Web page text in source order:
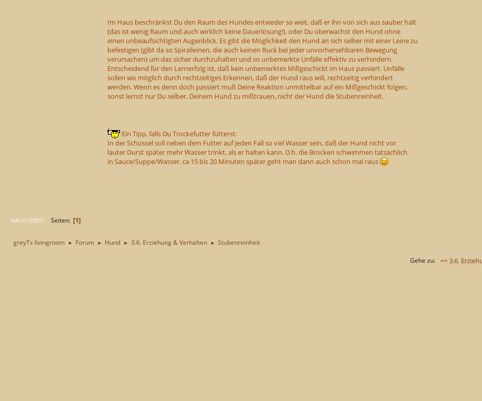
Im Haus beschränkst Du den Raum des Hundes entweder so weit, daß er ihn von sich aus sauber hält
(das ist wenig Raum und auch wirklich keine Dauerlösung!), oder Du überwachst den Hund ohne
einen unbeaufsichtigten Augenblick. Es gibt die Möglichkeit den Hund an sich selber mit einer Leine zu
befestigen (gibt da so Spiralleinen, die auch keinen Ruck bei jeder unvorhersehbaren Bewegung
verursachen) um das sicher durchzuhalten und so unbemerkte Unfälle effektiv zu verhindern.
Entscheidend für den Lernerfolg ist, daß kein unbemerktes Mißgeschickt im Haus passiert. Unfälle
sollen wo möglich durch rechtzeitiges Erkennen, daß der Hund raus will, rechtzeitig verhindert
werden. Wenn es denn doch passiert muß Deine Reaktion unmittelbar auf ein Mißgeschickt folgen,
sonst lernst nur Du selber, Deinem Hund zu mißtrauen, nicht der Hund die Stubenreinheit.
Ein Tipp, falls Du Trockefutter fütterst:
In der Schüssel soll neben dem Futter auf jeden Fall so viel Wasser sein, daß der Hund nicht vor
lauter Durst später mehr Wasser trinkt, als er halten kann. D.h. die Brocken schwimmen tatsächlich
in Sauce/Suppe/Wasser. ca 15 bis 20 Minuten später geht man dann auch schon mal raus
NACH OBEN Seiten 1
greyTs livingroom ► Forum ► Hund ► 3.6. Erziehung & Verhalten ► Stubenreinheit
Gehe zu